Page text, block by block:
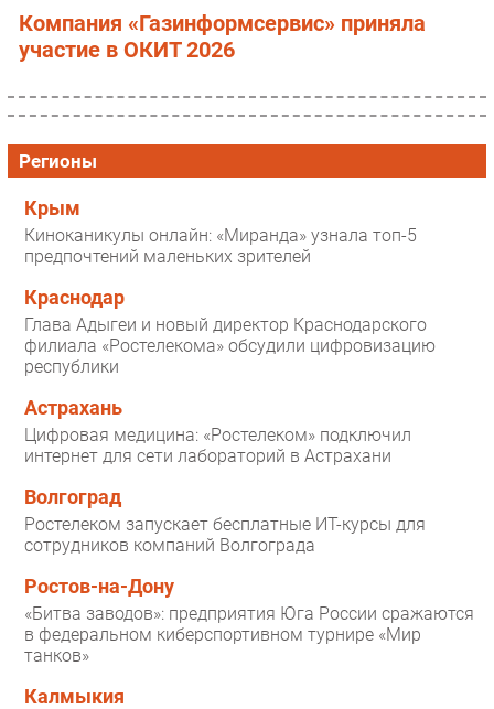
Компания «Газинформсервис» приняла
участие в ОКИТ 2026
Регионы
Крым
Киноканикулы онлайн: «Миранда» узнала топ-5
предпочтений маленьких зрителей
Краснодар
Глава Адыгеи и новый директор Краснодарского
филиала «Ростелекома» обсудили цифровизацию
республики
Астрахань
Цифровая медицина: «Ростелеком» подключил
интернет для сети лабораторий в Астрахани
Волгоград
Ростелеком запускает бесплатные ИТ-курсы для
сотрудников компаний Волгограда
Ростов-на-Дону
«Битва заводов»: предприятия Юга России сражаются
в федеральном киберспортивном турнире «Мир
танков»
Калмыкия